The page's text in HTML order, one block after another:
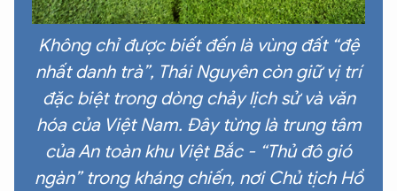
Không chỉ được biết đến là vùng đất “đệ
nhất danh trà”, Thái Nguyên còn giữ vị trí
đặc biệt trong dòng chảy lịch sử và văn
hóa của Việt Nam. Đây từng là trung tâm
của An toàn khu Việt Bắc - “Thủ đô gió
ngàn” trong kháng chiến, nơi Chủ tịch Hồ